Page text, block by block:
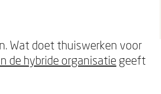
Wat doet thuiswerken voor
de hybride organisatie geeft